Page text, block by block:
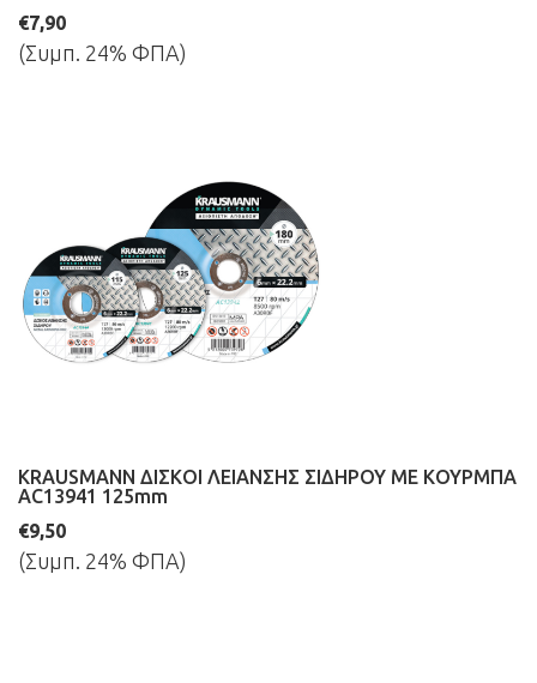
€7,90
(Συμπ. 24% ΦΠΑ)
KRAUSMANN ΔΙΣΚΟΙ ΛΕΙΑΝΣΗΣ ΣΙΔΗΡΟΥ ΜΕ ΚΟΥΡΜΠΑ
AC13941 125mm
€9,50
(Συμπ. 24% ΦΠΑ)